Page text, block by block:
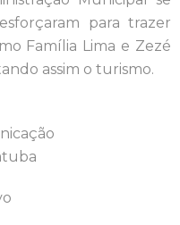
para trazer
Família Lima e Zezé
assim o turismo.